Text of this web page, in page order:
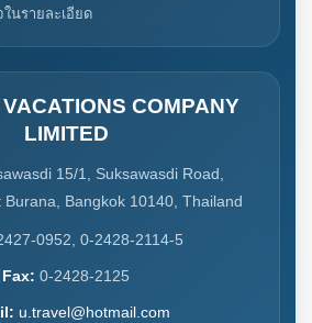
นรายละเอียด
COMPANY
LIMITED
15/1, Suksawasdi Road,
Burana, Bangkok 10140, Thailand
0952, 0-2428-2114-5
Fax: 0-2428-2125
u.travel@hotmail.com